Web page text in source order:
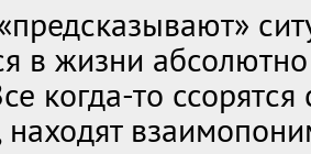
в жизни
когда-то
находят